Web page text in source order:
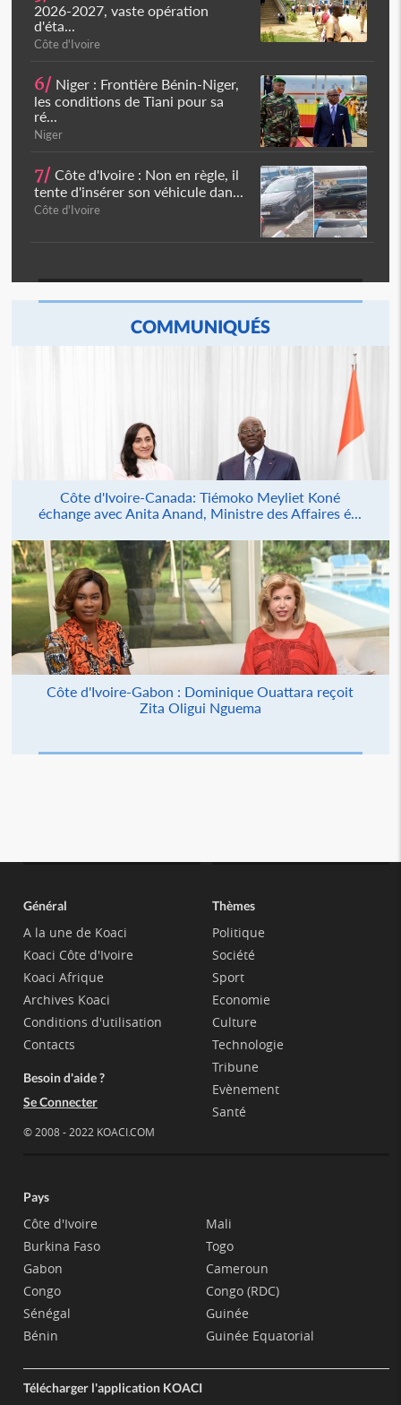
2026-2027, vaste opération
d'éta...
Côte d'Ivoire
6/ Niger : Frontière Bénin-Niger,
les conditions de Tiani pour sa
ré...
Niger
7/ Côte d'Ivoire : Non en règle, il
tente d'insérer son véhicule dan...
Côte d'Ivoire
COMMUNIQUÉS
Côte d'Ivoire-Canada: Tiémoko Meyliet Koné
échange avec Anita Anand, Ministre des Affaires é...
Côte d'Ivoire-Gabon : Dominique Ouattara reçoit
Zita Oligui Nguema
Général
A la une de Koaci
Koaci Côte d'Ivoire
Koaci Afrique
Archives Koaci
Conditions d'utilisation
Contacts
Besoin d'aide ?
Se Connecter
© 2008 - 2022 KOACI.COM
Thèmes
Politique
Société
Sport
Economie
Culture
Technologie
Tribune
Evènement
Santé
Pays
Côte d'Ivoire
Burkina Faso
Gabon
Congo
Sénégal
Bénin
Mali
Togo
Cameroun
Congo (RDC)
Guinée
Guinée Equatorial
Télécharger l'application KOACI